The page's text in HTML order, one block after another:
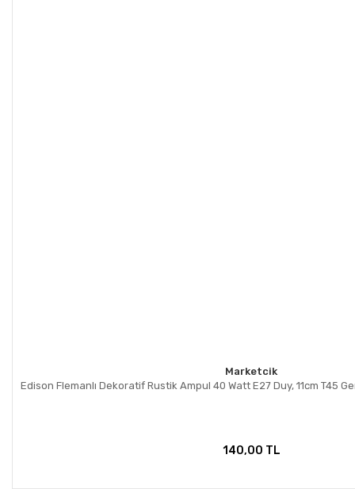
Marketcik
Edison Flemanlı Dekoratif Rustik Ampul 40 Watt E27 Duy, 11cm T45
140,00 TL